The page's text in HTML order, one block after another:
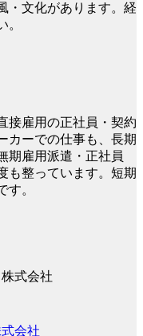
・文化があります。経
。
接雇用の正社員・契約
カーでの仕事も、長期
期雇用派遣・正社員
も整っています。短期
す。
会社